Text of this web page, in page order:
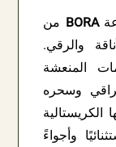
BORA من
والرقي.
المنعشة
وسحره
الكريستالية
وأجواءً